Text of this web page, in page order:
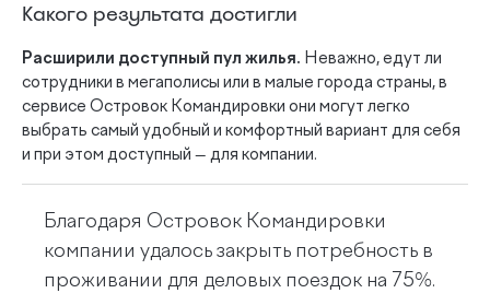
Какого результата достигли
Расширили доступный пул жилья. Неважно, едут ли
сотрудники в мегаполисы или в малые города страны, в
сервисе Островок Командировки они могут легко
выбрать самый удобный и комфортный вариант для себя
и при этом доступный — для компании.
Благодаря Островок Командировки
компании удалось закрыть потребность в
проживании для деловых поездок на 75%.